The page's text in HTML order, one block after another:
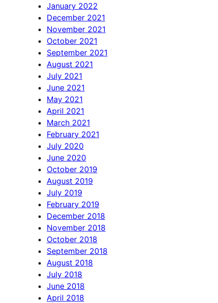
January 2022
December 2021
November 2021
October 2021
September 2021
August 2021
July 2021
June 2021
May 2021
April 2021
March 2021
February 2021
July 2020
June 2020
October 2019
August 2019
July 2019
February 2019
December 2018
November 2018
October 2018
September 2018
August 2018
July 2018
June 2018
April 2018